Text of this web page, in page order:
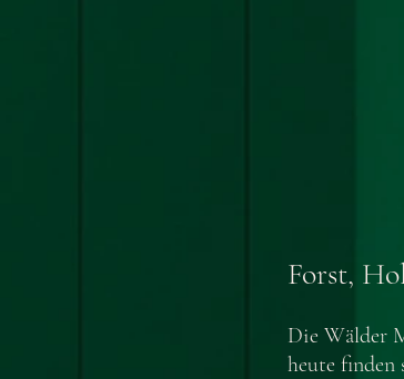
Forst,
Die Wälder
heute finden